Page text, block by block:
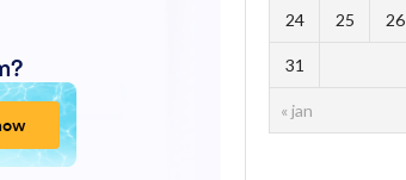
« jan
24 25 26
31